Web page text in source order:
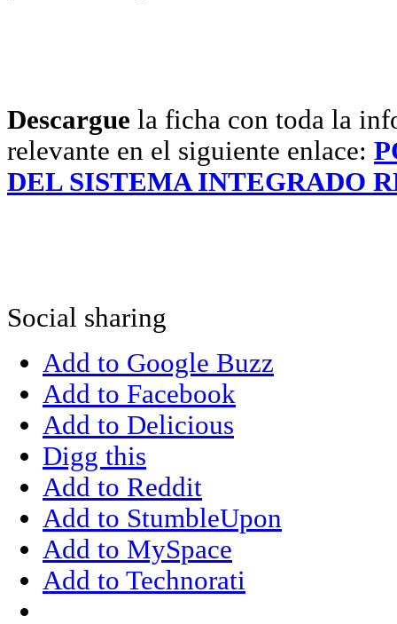
Descargue la ficha con toda la
relevante en el siguiente enlace:
DEL SISTEMA INTEGRADO
Social sharing
Add to Google Buzz
Add to Facebook
Add to Delicious
Digg this
Add to Reddit
Add to StumbleUpon
Add to MySpace
Add to Technorati